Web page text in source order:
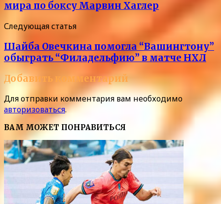
мира по боксу Марвин Хаглер
Следующая статья
Шайба Овечкина помогла “Вашингтону”
обыграть “Филадельфию” в матче НХЛ
Добавить комментарий
Для отправки комментария вам необходимо
авторизоваться.
ВАМ МОЖЕТ ПОНРАВИТЬСЯ